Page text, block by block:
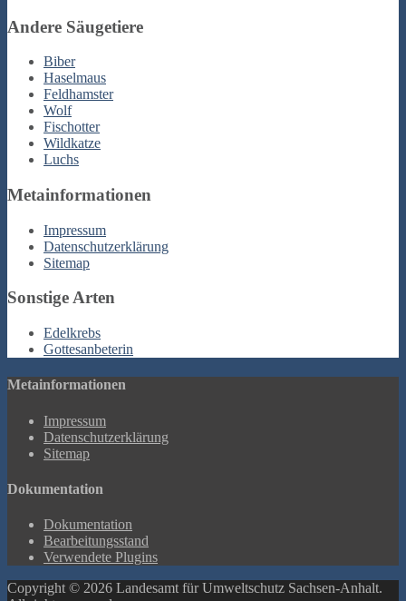
Andere Säugetiere
Biber
Haselmaus
Feldhamster
Wolf
Fischotter
Wildkatze
Luchs
Metainformationen
Impressum
Datenschutzerklärung
Sitemap
Sonstige Arten
Edelkrebs
Gottesanbeterin
Metainformationen
Impressum
Datenschutzerklärung
Sitemap
Dokumentation
Dokumentation
Bearbeitungsstand
Verwendete Plugins
Copyright © 2026 Landesamt für Umweltschutz Sachsen-Anhalt.